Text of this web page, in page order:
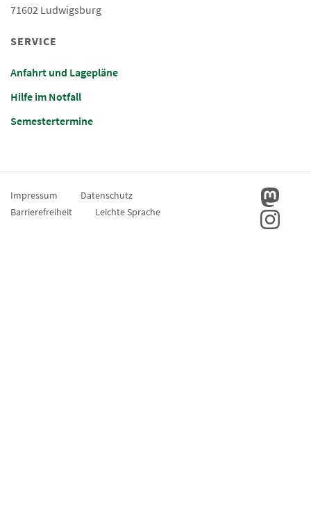
71602 Ludwigsburg
SERVICE
Anfahrt und Lagepläne
Hilfe im Notfall
Semestertermine
Impressum
Datenschutz
Barrierefreiheit
Leichte Sprache